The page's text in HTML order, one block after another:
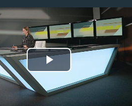
Odtwórz
wideo